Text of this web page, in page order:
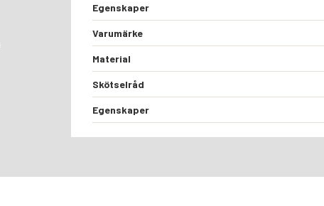
Egenskaper
Varumärke
Material
Skötselråd
Egenskaper